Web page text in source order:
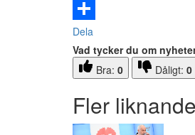
Email
Dela
Vad tycker du om
Bra: 0 Dåligt: 0
Fler